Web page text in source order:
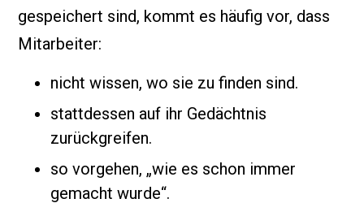
gespeichert sind, kommt es häufig vor, dass
Mitarbeiter:
nicht wissen, wo sie zu finden sind.
stattdessen auf ihr Gedächtnis
zurückgreifen.
so vorgehen, „wie es schon immer
gemacht wurde“.